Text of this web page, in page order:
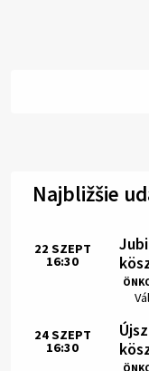
Najbližšie
Idő:
22 SZEPT
16:30
Idő:
24SZEPT
16:30